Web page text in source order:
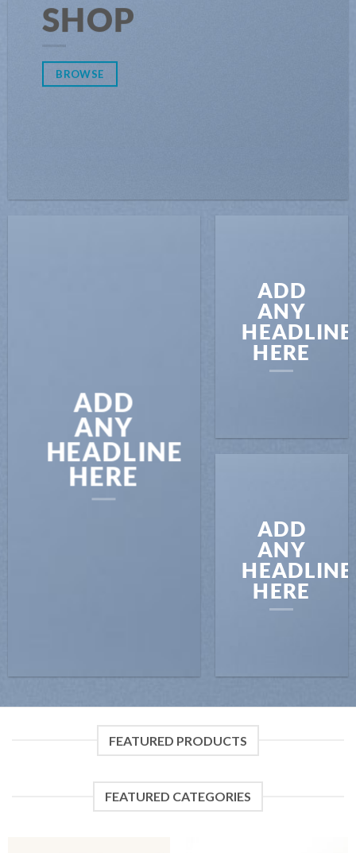
SHOP
BROWSE
ADD
ANY
HEADLINE
HERE
ADD
ANY
HEADLINE
HERE
ADD
ANY
HEADLINE
HERE
FEATURED PRODUCTS
FEATURED CATEGORIES